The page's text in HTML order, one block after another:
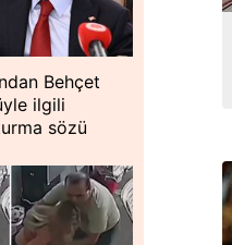
Behçet
ilgili
sözü